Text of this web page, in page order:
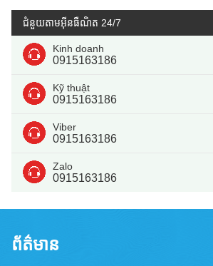
ជំនួយតាមអ៊ីនធឺណិត 24/7
Kinh doanh
0915163186
Kỹ thuật
0915163186
Viber
0915163186
Zalo
0915163186
ព័ត៌មាន